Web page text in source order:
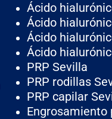
Ácido
Ácido
Ácido
Ácido
PRP Sevilla
PRP rodillas
PRP capilar
Engrosamiento